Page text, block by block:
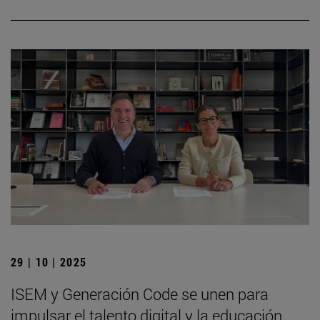
29 | 10 | 2025
ISEM y Generación Code se unen para
impulsar el talento digital y la educación